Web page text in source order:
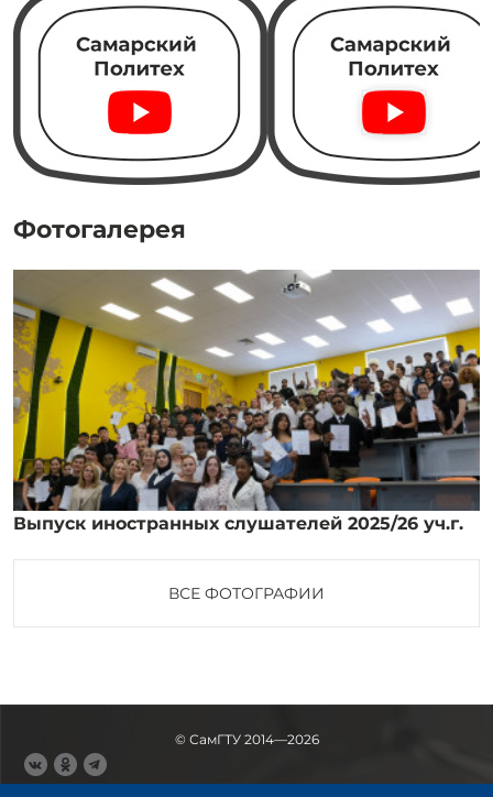
Фотогалерея
Выпуск иностранных слушателей 2025/26 уч.г.
ВСЕ ФОТОГРАФИИ
© СамГТУ 2014—2026
443100, Самара